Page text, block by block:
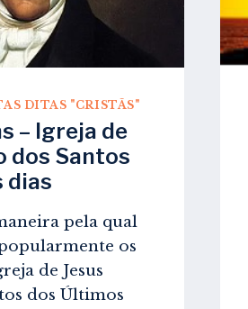
DITAS "CRISTÃS"
– Igreja de
dos Santos
dias
pela qual
os
de Jesus
dos Últimos